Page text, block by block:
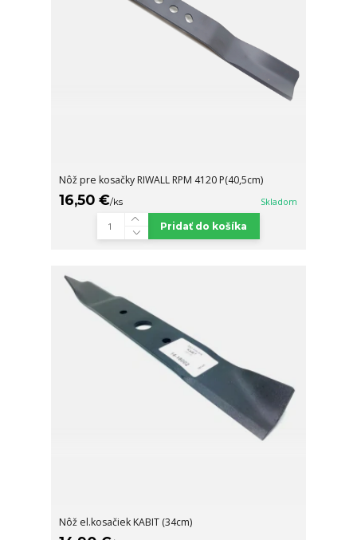
Nôž pre kosačky RIWALL RPM 4120 P(40,5cm)
16,50 €/ks Skladom
Pridať do košíka
Nôž el.kosačiek KABIT (34cm)